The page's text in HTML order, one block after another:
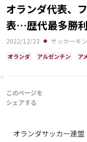
Schedule
ランキング
Ranking
オランダ代表、
表…歴代最多勝
2022/12/23 サッカーキ
オランダ アルゼンチン ア
オランダサッカー連盟